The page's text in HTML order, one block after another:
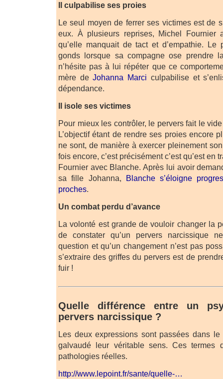
Il culpabilise ses proies
Le seul moyen de ferrer ses victimes est de
eux. À plusieurs reprises, Michel Fournier
qu’elle manquait de tact et d’empathie. Le
gonds lorsque sa compagne ose prendre
n’hésite pas à lui répéter que ce
mère deJohanna Marci culpabilise et
dépendance.
Il isole ses victimes
Pour mieux les contrôler, le pervers fait le
L’objectif étant de rendre ses proies encore
ne sont, de manière à exercer pleinement
fois encore, c’est précisément c’est qu’est en
Fournier avec Blanche. Après lui avoir
sa fille Johanna, Blanche s’éloigne
proches.
Un combat perdu d’avance
La volonté est grande de vouloir changer la
de constater qu’un pervers narcissique
question et qu’un changement n’est pas
s’extraire des griffes du pervers est de
fuir !
Quelle différence entre un
pervers narcissique ?
Les deux expressions sont passées dans
galvaudé leur véritable sens. Ces termes
pathologies réelles.
http://www.lepoint.fr/sante/quelle-…